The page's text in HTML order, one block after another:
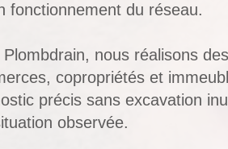
fonctionnement du réseau.
Plombdrain, nous réalisons
copropriétés et
précis sans excavation
observée.